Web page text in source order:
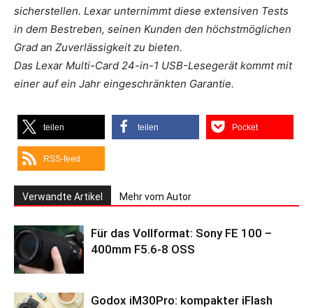
sicherstellen. Lexar unternimmt diese extensiven Tests
in dem Bestreben, seinen Kunden den höchstmöglichen
Grad an Zuverlässigkeit zu bieten.
Das Lexar Multi-Card 24-in-1 USB-Lesegerät kommt mit
einer auf ein Jahr eingeschränkten Garantie.
teilen teilen Pocket
RSS-feed
Verwandte Artikel Mehr vom Autor
Für das Vollformat: Sony FE 100 –
400mm F5.6-8 OSS
Godox iM30Pro: kompakter iFlash